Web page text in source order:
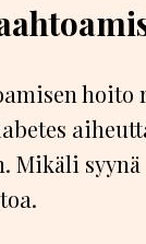
hoito
Mikäli